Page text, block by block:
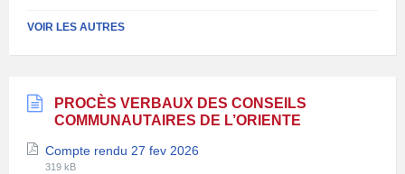
fichier:
fichier:
VOIR LES AUTRES
PROCÈS VERBAUX DES CONSEILS
COMMUNAUTAIRES DE L’ORIENTE
Compte rendu 27 fev 2026
Extension
Taille
319 kB